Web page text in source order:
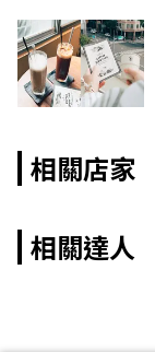
相關店家
相關達人